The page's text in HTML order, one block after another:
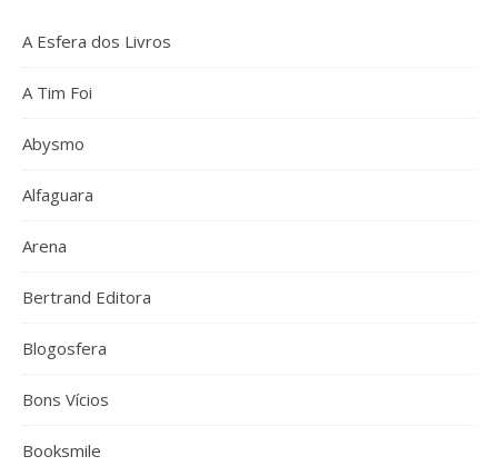
A Esfera dos Livros
A Tim Foi
Abysmo
Alfaguara
Arena
Bertrand Editora
Blogosfera
Bons Vícios
Booksmile